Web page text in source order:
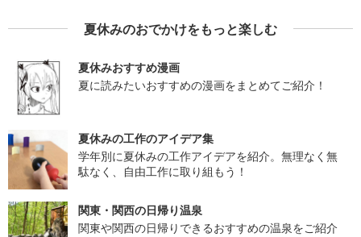
夏休みのおでかけをもっと楽しむ
夏休みおすすめ漫画
夏に読みたいおすすめの漫画をまとめてご紹介！
夏休みの工作のアイデア集
学年別に夏休みの工作アイデアを紹介。無理なく無
駄なく、自由工作に取り組もう！
関東・関西の日帰り温泉
関東や関西の日帰りできるおすすめの温泉をご紹介